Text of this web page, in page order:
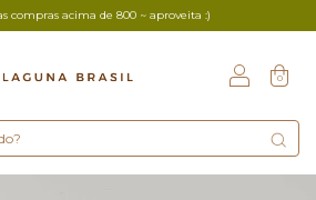
compras acima de 800 ~ aproveita :)
0